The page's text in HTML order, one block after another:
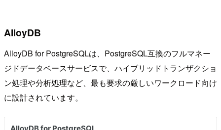
AlloyDB
AlloyDB for PostgreSQLは、PostgreSQL互換のフルマネー
ジドデータベースサービスで、ハイブリッドトランザクショ
ン処理や分析処理など、最も要求の厳しいワークロード向け
に設計されています。